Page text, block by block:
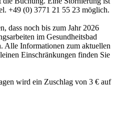
+49 (0) 3771 21 55 23 möglich.
dass noch bis zum Jahr 2026
im Gesundheitsbad
Informationen zum aktuellen
Einschränkungen finden Sie
wird ein Zuschlag von 3 € auf